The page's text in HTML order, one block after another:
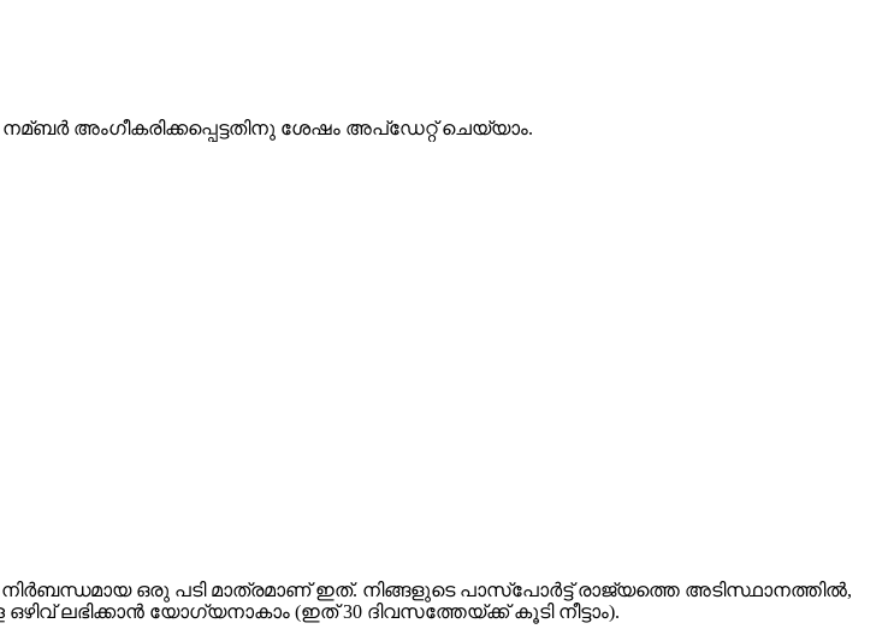
അംഗീകരിക്കപ്പെട്ടതിനു ശേഷം അപ്‌ഡേറ്റ് ചെയ്യാം.
ഒരു പടി മാത്രമാണ് ഇത്. നിങ്ങളുടെ പാസ്പോർട്ട് രാജ്യത്തെ അടിസ്ഥാനത്തിൽ,
ലഭിക്കാന്‍ യോഗ്യനാകാം (ഇത് 30 ദിവസത്തേയ്ക്ക് കൂടി നീട്ടാം).